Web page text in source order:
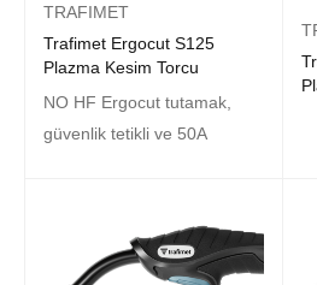
TRAFIMET
Trafimet Ergocut S125
Plazma Kesim Torcu
NO HF Ergocut tutamak,
güvenlik tetikli ve 50A